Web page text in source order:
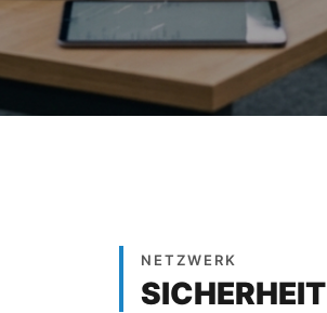
NETZWERK
SICHERHEIT